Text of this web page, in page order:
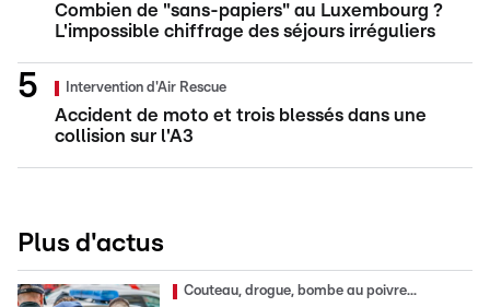
Combien de "sans-papiers" au Luxembourg ?
L'impossible chiffrage des séjours irréguliers
Intervention d'Air Rescue
Accident de moto et trois blessés dans une
collision sur l'A3
Plus d'actus
Couteau, drogue, bombe au poivre...